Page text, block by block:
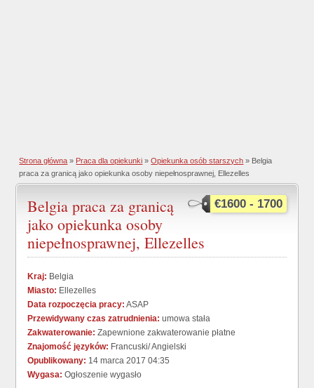
Strona główna » Praca dla opiekunki »Opiekunka osób starszych » Belgia
praca za granicą jako opiekunka osoby niepełnosprawnej, Ellezelles
€1600 - 1700
Belgia praca za granicą
jako opiekunka osoby
niepełnosprawnej, Ellezelles
Kraj: Belgia
Miasto: Ellezelles
Data rozpoczęcia pracy: ASAP
Przewidywany czas zatrudnienia: umowa stała
Zakwaterowanie: Zapewnione zakwaterowanie płatne
Znajomość języków: Francuski/ Angielski
Opublikowany: 14 marca 2017 04:35
Wygasa: Ogłoszenie wygasło